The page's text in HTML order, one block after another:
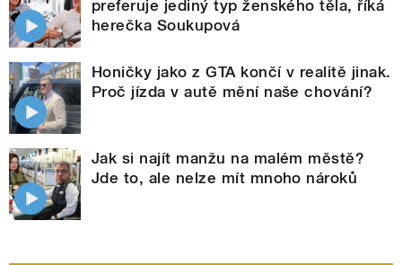
preferuje jediný typ ženského těla, říká
herečka Soukupová
Honičky jako z GTA končí v realitě jinak.
Proč jízda v autě mění naše chování?
Jak si najít manžu na malém městě?
Jde to, ale nelze mít mnoho nároků